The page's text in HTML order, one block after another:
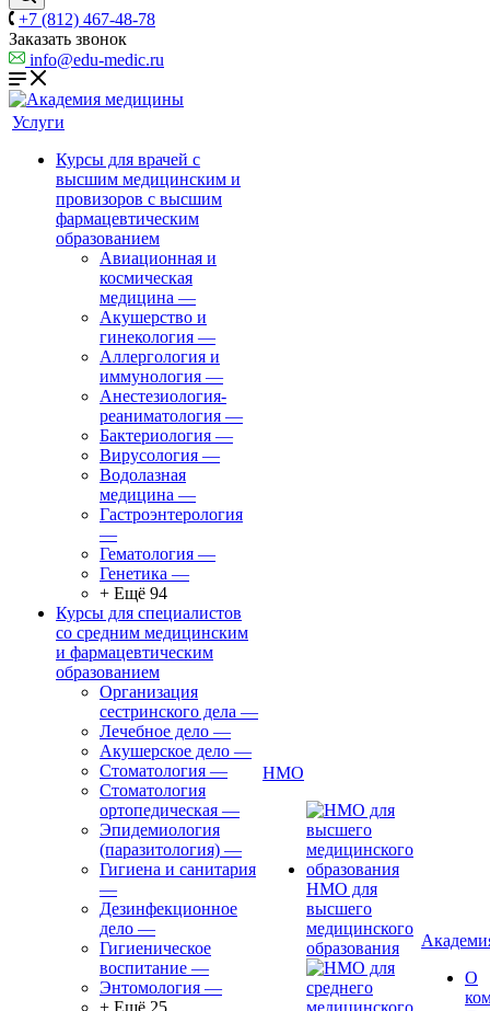
+7 (812) 467-48-78
Заказать звонок
info@edu-medic.ru
Услуги
Курсы для врачей с
высшим медицинским и
провизоров с высшим
фармацевтическим
образованием
Авиационная и
космическая
медицина —
Акушерство и
гинекология —
Аллергология и
иммунология —
Анестезиология-
реаниматология —
Бактериология —
Вирусология —
Водолазная
медицина —
Гастроэнтерология
—
Гематология —
Генетика —
+ Ещё 94
Курсы для специалистов
со средним медицинским
и фармацевтическим
образованием
Организация
сестринского дела —
Лечебное дело —
Акушерское дело —
Стоматология —
Стоматология
ортопедическая —
Эпидемиология
(паразитология) —
Гигиена и санитария
—
Дезинфекционное
дело —
Гигиеническое
воспитание —
Энтомология —
+ Ещё 25
НМО
НМО для
высшего
медицинского
образования
О